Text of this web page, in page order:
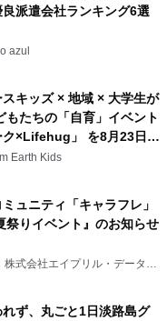
派遣会社ランキング6選
azul
キッズ × 地域 × 大学生が
もたちの「自育」イベント
ク×Lifehug」 を8月23日
Earth Kids
ュニティ「キャラフレ」
祭りイベント』のお知らせ
株式会社エイプリル・データ・
ず、丸ごと1日淡路島グ